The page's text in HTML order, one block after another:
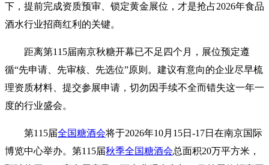
下，提前完成资质预审、锁定黄金展位，才是抢占2026年食品
酒水行业招商红利的关键。
距离第115届南京秋糖开幕已不足四个月，展位预定遵
循“先申请、先审核、先选位”原则。建议有意向的企业尽早梳
理资质材料、提交参展申请，切勿因手续不全而错失这一年一
度的行业盛会。
第115届全国糖酒会将于2026年10月15日-17日在南京国际
博览中心举办。第115届秋季全国糖酒会总面积20万平方米，